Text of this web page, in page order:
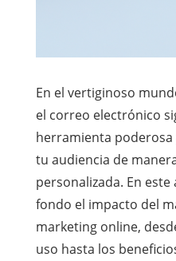
En el vertiginoso
el correo electrónico
herramienta poderosa
tu audiencia de
personalizada. En
fondo el impacto del
marketing online,
uso hasta los